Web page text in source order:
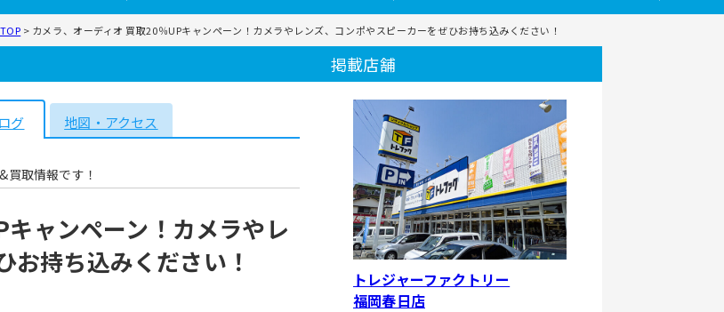
> カメラ、オーディオ 買取20％UPキャンペーン！カメラやレンズ、コンポやスピーカーをぜひお持ち込みください！
グ 地図・アクセス
取情報です！
ャンペーン！カメラやレ
お持ち込みください！
掲載店舗
トレジャーファクトリー
福岡春日店